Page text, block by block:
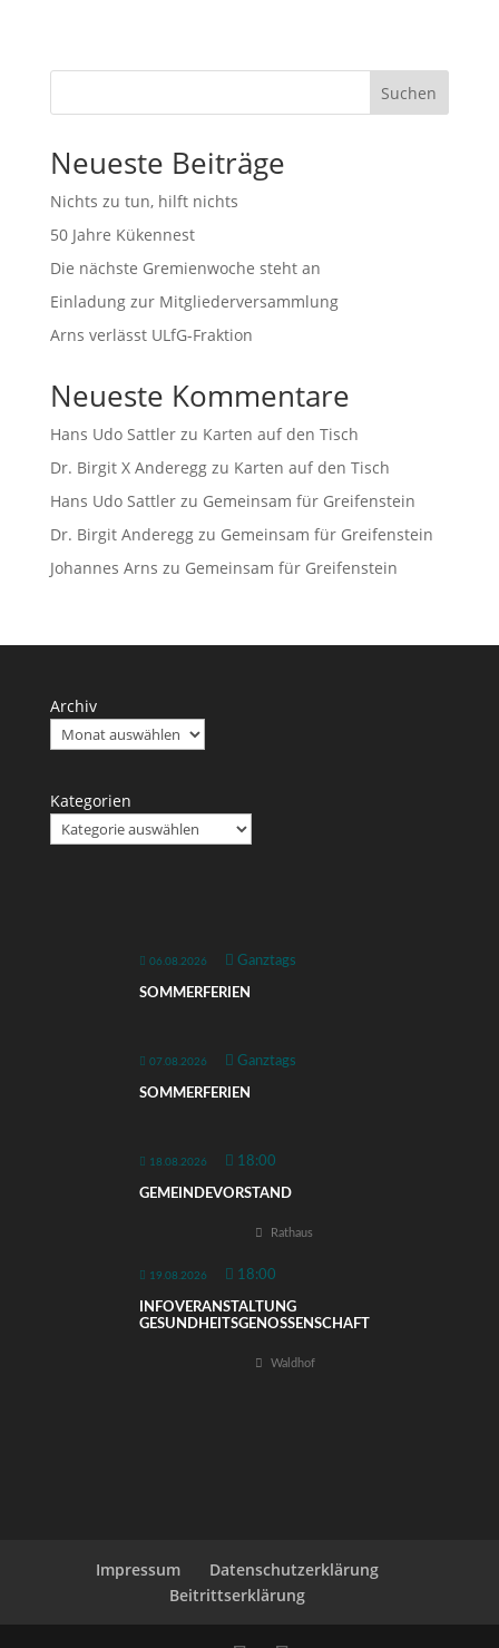
Suchen
Neueste Beiträge
Nichts zu tun, hilft nichts
50 Jahre Kükennest
Die nächste Gremienwoche steht an
Einladung zur Mitgliederversammlung
Arns verlässt ULfG-Fraktion
Neueste Kommentare
Hans Udo Sattlerzu Karten auf den Tisch
Dr. Birgit X Andereggzu Karten auf den Tisch
Hans Udo Sattlerzu Gemeinsam für Greifenstein
Dr. Birgit Andereggzu Gemeinsam für Greifenstein
Johannes Arns zu Gemeinsam für Greifenstein
Archiv
Kategorien
06.08.2026 Ganztags
SOMMERFERIEN
07.08.2026 Ganztags
SOMMERFERIEN
18.08.2026 18:00
GEMEINDEVORSTAND
Rathaus
19.08.2026 18:00
INFOVERANSTALTUNG
GESUNDHEITSGENOSSENSCHAFT
Waldhof
Impressum
Datenschutzerklärung
Beitrittserklärung